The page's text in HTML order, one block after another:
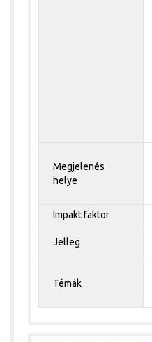
Megjelenés
helye
Impakt faktor
Jelleg
Témák